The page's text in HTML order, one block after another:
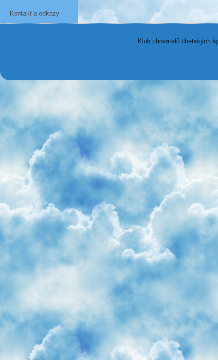
Kontakt a odkazy
Klub chovatelů tibetských